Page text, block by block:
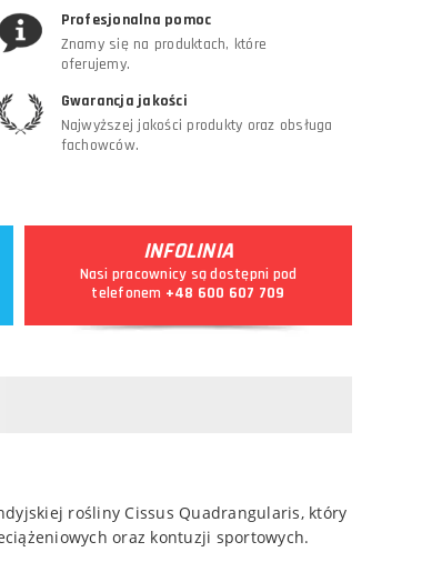
Profesjonalna pomoc
Znamy się na produktach, które
oferujemy.
Gwarancja jakości
Najwyższej jakości produkty oraz obsługa
fachowców.
INFOLINIA
Nasi pracownicy są dostępni pod
telefonem +48 600 607 709
rośliny Cissus Quadrangularis, który
oraz kontuzji sportowych.